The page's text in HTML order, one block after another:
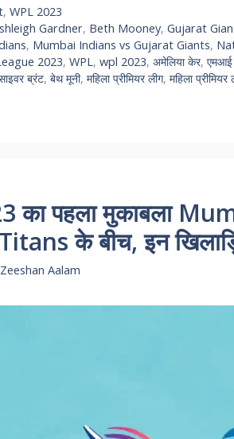
,WPL 2023
Gardner, Beth Mooney,Gujarat
, Mumbai Indians vs Gujarat Giants,
2023, WPL , wpl 2023, अमेलिया केर, एमआई
ब्रंट, बेथ मूनी, महिला प्रीमियर लीग, महिला
का पहला मुकाबला
के बीच, इन
Zeeshan Aalam